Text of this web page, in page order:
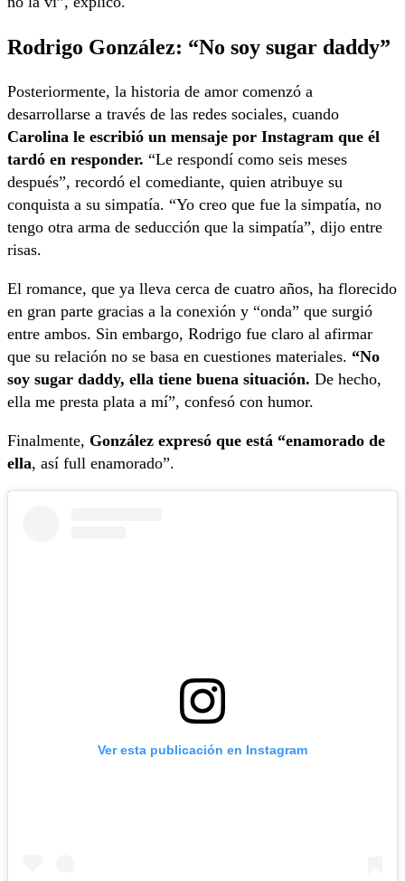
Rodrigo González: “No soy sugar daddy”
Posteriormente, la historia de amor comenzó a
desarrollarse a través de las redes sociales, cuando
Carolina le escribió un mensaje por Instagram que él
tardó en responder. “Le respondí como seis meses
después”, recordó el comediante, quien atribuye su
conquista a su simpatía. “Yo creo que fue la simpatía, no
tengo otra arma de seducción que la simpatía”, dijo entre
risas.
El romance, que ya lleva cerca de cuatro años, ha florecido
en gran parte gracias a la conexión y “onda” que surgió
entre ambos. Sin embargo, Rodrigo fue claro al afirmar
que su relación no se basa en cuestiones materiales. “No
soy sugar daddy, ella tiene buena situación. De hecho,
ella me presta plata a mí”, confesó con humor.
Finalmente, González expresó que está “enamorado de
ella, así full enamorado”.
Ver esta publicación en Instagram